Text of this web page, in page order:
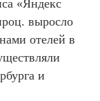
«Яндекс
выросло
отелей в
и